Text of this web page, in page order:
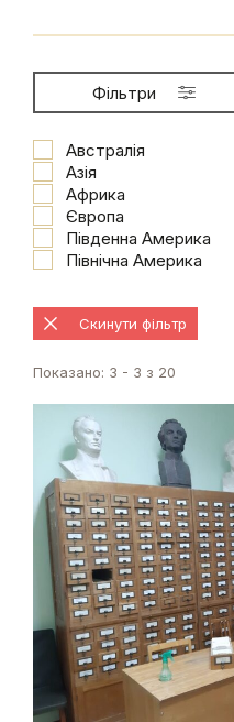
Фільтри
Австралія
Азія
Африка
Європа
Південна Америка
Північна Америка
Скинути фільтр
Показано: 3 - 3 з 20